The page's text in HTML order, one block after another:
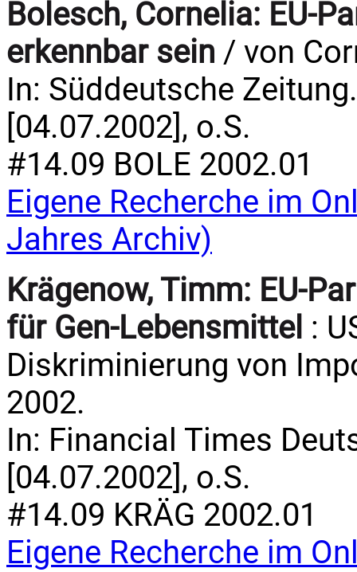
Bolesch, Cornelia: EU-
erkennbar sein / von
In: Süddeutsche
[04.07.2002], o.S.
#14.09 BOLE 2002.01
Eigene Recherche im
Jahres Archiv)
Krägenow, Timm: EU-
für Gen-Lebensmittel :
Diskriminierung von
2002.
In: Financial Times
[04.07.2002], o.S.
#14.09 KRÄG 2002.01
Eigene Recherche im